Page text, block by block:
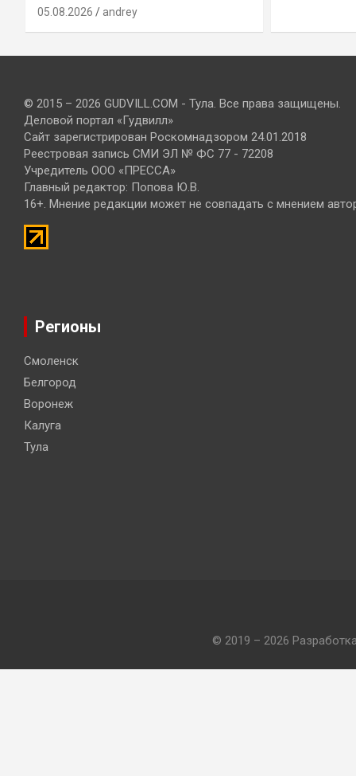
05.08.2026 andrey
© 2015 – 2026 GUDVILL.COM - Тула. Все права защищены.
Деловой портал «Гудвилл»
Сайт зарегистрирован Роскомнадзором 24.01.2018
Реестровая запись СМИ ЭЛ № ФС 77 - 72208
Учредитель ООО «ПРЕССА»
Главный редактор: Попова Ю.В.
16+. Мнение редакции может не совпадать с мнением
Регионы
Смоленск
Белгород
Воронеж
Калуга
Тула
© 2019 – 2026